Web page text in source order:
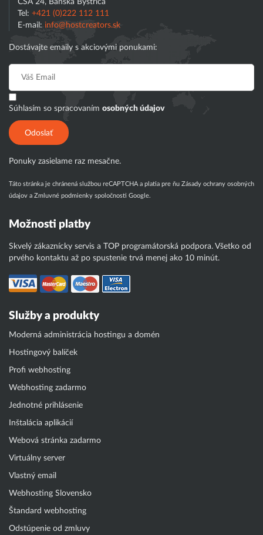
ČSA 24, Banská Bystrica
Tel: +421 (0)222 112 111
E-mail: info@hostcreators.sk
Dostávajte emaily s akciovými ponukami:
Súhlasím so spracovaním osobných údajov
Odoslať
Ponuky zasielame raz mesačne.
Táto stránka je chránená službou reCAPTCHA a platia pre ňu Zásady ochrany osobných
údajov a Zmluvné podmienky spoločnosti Google.
Možnosti platby
Skvelý zákaznícky servis a TOP programátorská podpora. Všetko od
prvého kontaktu až po spustenie trvá menej ako 10 minút.
Služby a produkty
Moderná administrácia hostingu a domén
Hostingový balíček
Profi webhosting
Webhosting zadarmo
Jednotné prihlásenie
Inštalácia aplikácií
Webová stránka zadarmo
Virtuálny server
Vlastný email
Webhosting Slovensko
Štandard webhosting
Odstúpenie od zmluvy